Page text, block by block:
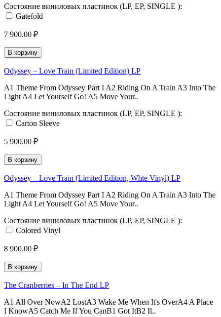
Состояние виниловых пластинок (LP, EP, SINGLE ):
Gatefold
7 900.00 ₽
В корзину
Odyssey ‎– Love Train (Limited Edition) LP
A1 Theme From Odyssey Part I A2 Riding On A Train A3 Into The
Light A4 Let Yourself Go! A5 Move Your..
Состояние виниловых пластинок (LP, EP, SINGLE ):
Carton Sleeve
5 900.00 ₽
В корзину
Odyssey ‎– Love Train (Limited Edition, Whte Vinyl) LP
A1 Theme From Odyssey Part I A2 Riding On A Train A3 Into The
Light A4 Let Yourself Go! A5 Move Your..
Состояние виниловых пластинок (LP, EP, SINGLE ):
Colored Vinyl
8 900.00 ₽
В корзину
The Cranberries ‎– In The End LP
A1 All Over NowA2 LostA3 Wake Me When It's OverA4 A Place
I KnowA5 Catch Me If You CanB1 Got ItB2 Il..